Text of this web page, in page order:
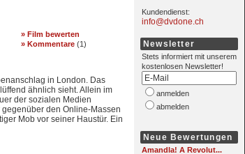
» Film bewerten
» Kommentare (1)
in London. Das
ähnlich sieht. Allein im
der sozialen Medien
den Online-Massen
Mob vor seiner Haustür. Ein
Kundendienst:
info@dvdone.ch
Newsletter
Stets informiert mit unserem
kostenlosen Newsletter!
anmelden
abmelden
Neue Bewertungen
Amandla! A Revolut...